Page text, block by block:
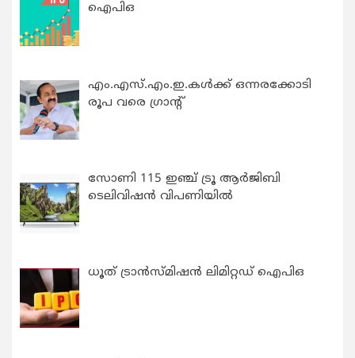
ഐപിഒ
എം.എസ്.എം.ഇ.കൾക്ക് ഒന്നരക്കോടി
രൂപ വരെ ഗ്രാന്റ്
സോണി 115 ഇഞ്ച് ട്രൂ ആർജിബി
ടെലിവിഷൻ വിപണിയിൽ
ധൂത് ട്രാൻസ്മിഷൻ ലിമിറ്റഡ് ഐപിഒ